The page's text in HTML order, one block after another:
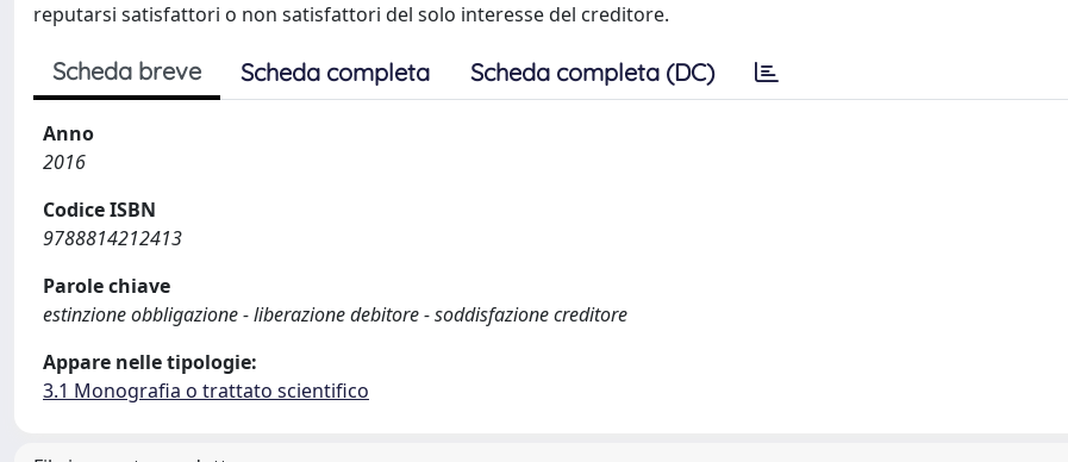
reputarsi satisfattori o non satisfattori del solo interesse del creditore.
Scheda breve Scheda completa Scheda completa (DC)
Anno
2016
Codice ISBN
9788814212413
Parole chiave
estinzione obbligazione - liberazione debitore - soddisfazione creditore
Appare nelle tipologie:
3.1 Monografia o trattato scientifico